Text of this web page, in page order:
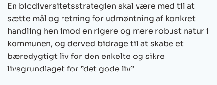
En biodiversitetsstrategien skal være med til at
sætte mål og retning for udmøntning af konkret
handling hen imod en rigere og mere robust natur i
kommunen, og derved bidrage til at skabe et
bæredygtigt liv for den enkelte og sikre
livsgrundlaget for ”det gode liv”